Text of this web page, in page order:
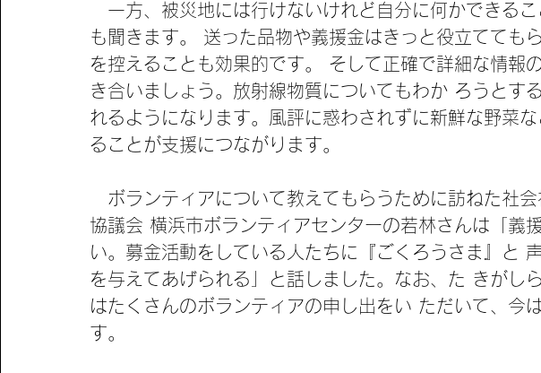
一方、被災地には行けないけれど自分に何かできる
も聞きます。 送った品物や義援金はきっと役立てても
を控えることも効果的です。 そして正確で詳細な情報
き合いましょう。放射線物質についてもわか ろうとす
れるようになります。風評に惑わされずに新鮮な野菜
ることが支援につながります。
ボランティアについて教えてもらうために訪ねた社
協議会 横浜市ボランティアセンターの若林さんは「義
い。募金活動をしている人たちに『ごくろうさま』と
を与えてあげられる」と話しました。なお、た きがし
はたくさんのボランティアの申し出をい ただいて、今
す。